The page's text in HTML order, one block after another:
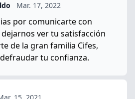
Mar. 17, 2022
por comunicarte con
ver tu satisfacción
de la gran familia Cifes,
tu confianza.